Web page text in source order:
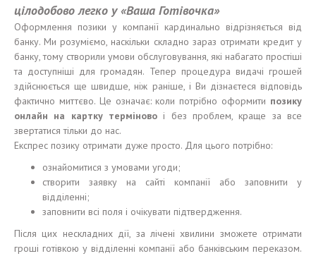
цілодобоволегко у«Ваша Готівочка»
Оформлення позики у компанії кардинально відрізняється від
банку. Ми розуміємо, наскільки складно зараз отримати кредит у
банку, тому створили умови обслуговування, які набагато простіші
та доступніші для громадян. Тепер процедура видачі грошей
здійснюється ще швидше, ніж раніше, і Ви дізнаєтеся відповідь
фактично миттєво. Це означає: коли потрібно оформити позику
онлайн на картку терміново і без проблем, краще за все
звертатися тільки до нас.
Експрес позику отримати дуже просто. Для цього потрібно:
ознайомитися з умовами угоди;
створити заявку на сайті компанії або заповнити у
відділенні;
заповнити всі поля і очікувати підтвердження.
Після цих нескладних дії, за лічені хвилини зможете отримати
гроші готівкою у відділенні компанії або банківським переказом.